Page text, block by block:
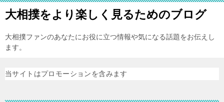
大相撲をより楽しく見るためのブログ
大相撲ファンのあなたにお役に立つ情報や気になる話題をお伝えし
ます。
当サイトはプロモーションを含みます